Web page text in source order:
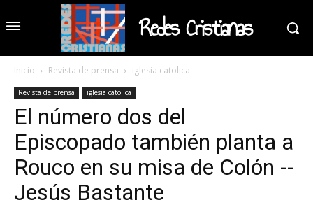
Redes Cristianas
Inicio Revista de prensa iglesia catolica
Revista de prensa iglesia catolica
El número dos del
Episcopado también planta a
Rouco en su misa de Colón --
Jesús Bastante